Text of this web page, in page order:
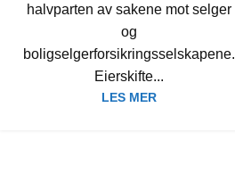
halvparten av sakene mot selger
og
boligselgerforsikringsselskapene.
Eierskifte...
LES MER